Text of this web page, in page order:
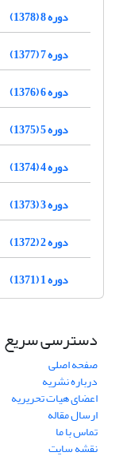
دوره 8 (1378)
دوره 7 (1377)
دوره 6 (1376)
دوره 5 (1375)
دوره 4 (1374)
دوره 3 (1373)
دوره 2 (1372)
دوره 1 (1371)
دسترسی سریع
صفحه اصلی
درباره نشریه
اعضای هیات تحریریه
ارسال مقاله
تماس با ما
نقشه سایت